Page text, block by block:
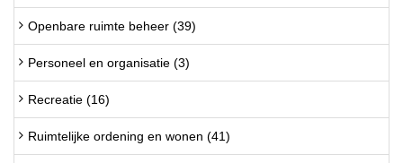
Openbare ruimte beheer (39)
Personeel en organisatie (3)
Recreatie (16)
Ruimtelijke ordening en wonen (41)